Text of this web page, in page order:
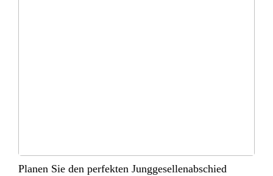
Planen Sie den perfekten Junggesellenabschied